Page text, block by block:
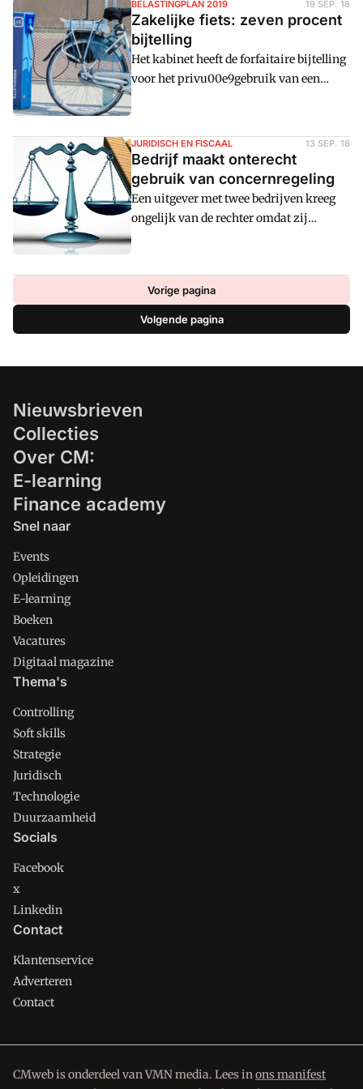
fiets van de zaak.
BELASTINGPLAN 2019 19 SEP. 18
Zakelijke fiets: zeven procent
bijtelling
Het kabinet heeft de forfaitaire bijtelling
voor het privu00e9gebruik van een
zakelijke fiets vastgesteld op zeven
procent, bijvoorbeeld bij lease. Dat blijkt
uit het Belastingplan 2019, die onder
meer een vereenvoudiging van de fiscale
fietsregeling bevat. Naar verwachting
treedt de wet in 2020 in werking.
JURIDISCH EN FISCAAL 13 SEP. 18
Bedrijf maakt onterecht
gebruik van concernregeling
Een uitgever met twee bedrijven kreeg
ongelijk van de rechter omdat zij
gebruik wilde maken van de
(WKR) over 2015. Zij maakte gebruik
van de vrije ruimte, maar volgens de
rechtbank is de concernregeling niet
terecht toegepast omdat de uitgever niet
Vorige pagina
Volgende pagina
Nieuwsbrieven
Collecties
Over CM:
E-learning
Finance academy
Snel naar
Events
Opleidingen
E-learning
Boeken
Vacatures
Digitaal magazine
Thema's
Controlling
Soft skills
Strategie
Juridisch
Technologie
Duurzaamheid
Socials
Facebook
x
Linkedin
Contact
Klantenservice
Adverteren
Contact
CMweb is onderdeel van VMN media. Lees inons manifest